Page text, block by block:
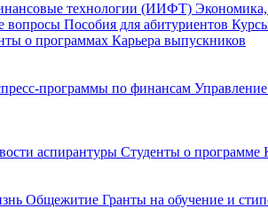
технологии (ИИФТ)
вопросы Пособия для абитуриентов
о программах Карьера выпускников
программы по финансам
аспирантуры Студенты о программе
Общежитие Гранты на обучение и